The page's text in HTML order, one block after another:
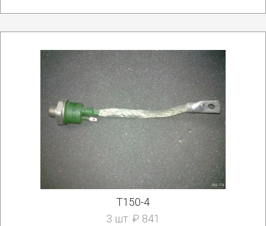
Т150-4
3 шт. ₽ 841